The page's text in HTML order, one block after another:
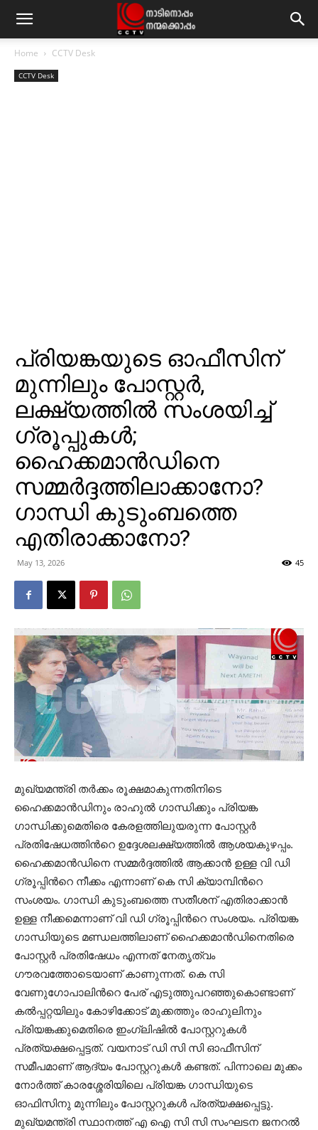
Home CCTV Desk
CCTV Desk
പ്രിയങ്കയുടെ ഓഫീസിന്
മുന്നിലും പോസ്റ്റർ,
ലക്ഷ്യത്തിൽ സംശയിച്ച്
ഗ്രൂപ്പുകൾ;
ഹൈക്കമാൻഡിനെ
സമ്മർദ്ദത്തിലാക്കാനോ?
ഗാന്ധി കുടുംബത്തെ
എതിരാക്കാനോ?
May 13, 2026 45
മുഖ്യമന്ത്രി തർക്കം രൂക്ഷമാകുന്നതിനിടെ
ഹൈക്കമാൻഡിനും രാഹുൽ ഗാന്ധിക്കും പ്രിയങ്ക
ഗാന്ധിക്കുമെതിരെ കേരളത്തിലുയരുന്ന പോസ്റ്റർ
പ്രതിഷേധത്തിന്‍റെ ഉദ്ദേശലക്ഷ്യത്തിൽ ആശയകുഴപ്പം.
ഹൈക്കമാൻഡിനെ സമ്മർദ്ദത്തിൽ ആക്കാൻ ഉള്ള വി ഡി
ഗ്രൂപ്പിന്‍റെ നീക്കം എന്നാണ് കെ സി ക്യാമ്പിന്‍റെ
സംശയം. ഗാന്ധി കുടുംബത്തെ സതീശന് എതിരാക്കാൻ
ഉള്ള നീക്കമെന്നാണ് വി ഡി ഗ്രൂപ്പിന്‍റെ സംശയം. പ്രിയങ്ക
ഗാന്ധിയുടെ മണ്ഡലത്തിലാണ് ഹൈക്കമാൻഡിനെതിരെ
പോസ്റ്റർ പ്രതിഷേധം എന്നത് നേതൃത്വം
ഗൗരവത്തോടെയാണ് കാണുന്നത്. കെ സി
വേണുഗോപാലിന്‍റെ പേര് എടുത്തുപറഞ്ഞുകൊണ്ടാണ്
കൽപ്പറ്റയിലും കോഴിക്കോട് മുക്കത്തും രാഹുലിനും
പ്രിയങ്കക്കുമെതിരെ ഇംഗ്ലിഷിൽ പോസ്റ്ററുകൾ
പ്രത്യക്ഷപ്പെട്ടത്. വയനാട് ഡി സി സി ഓഫീസിന്
സമീപമാണ് ആദ്യം പോസ്റ്ററുകൾ കണ്ടത്. പിന്നാലെ മുക്കം
നോർത്ത് കാരശ്ശേരിയിലെ പ്രിയങ്ക ഗാന്ധിയുടെ
ഓഫിസിനു മുന്നിലും പോസ്റ്ററുകൾ പ്രത്യക്ഷപ്പെട്ടു.
മുഖ്യമന്ത്രി സ്ഥാനത്ത് എ ഐ സി സി സംഘടന ജനറൽ